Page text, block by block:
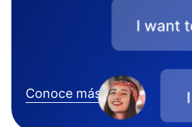
Conoce más